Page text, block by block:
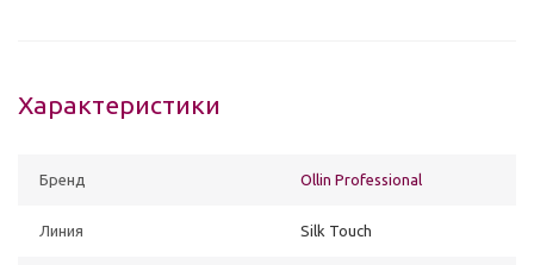
Характеристики
Бренд Ollin Professional
Линия Silk Touch